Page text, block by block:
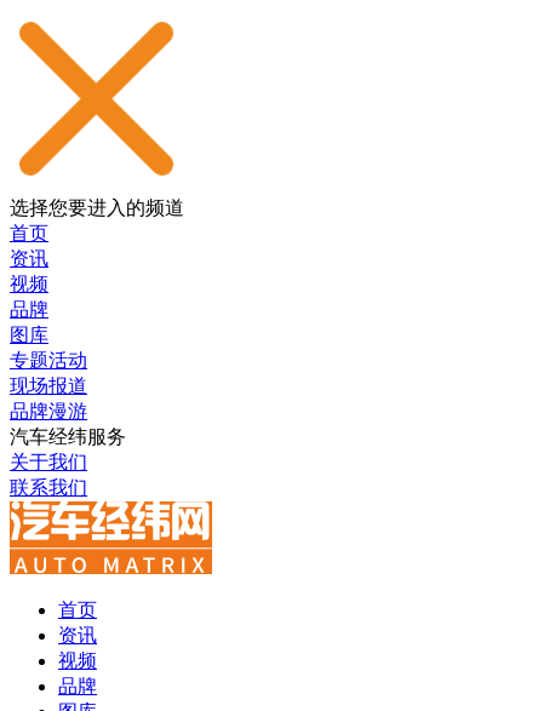
选择您要进入的频道
首页
资讯
视频
品牌
图库
专题活动
现场报道
品牌漫游
汽车经纬服务
关于我们
联系我们
首页
资讯
视频
品牌